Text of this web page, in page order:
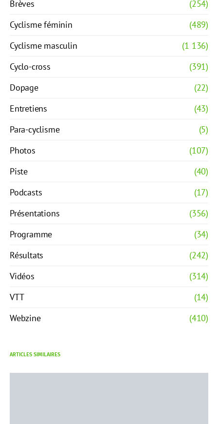
Brèves
(254)
Cyclisme féminin
(489)
Cyclisme masculin
(1 136)
Cyclo-cross
(391)
Dopage
(22)
Entretiens
(43)
Para-cyclisme
(5)
Photos
(107)
Piste
(40)
Podcasts
(17)
Présentations
(356)
Programme
(34)
Résultats
(242)
Vidéos
(314)
VTT
(14)
Webzine
(410)
ARTICLES SIMILAIRES